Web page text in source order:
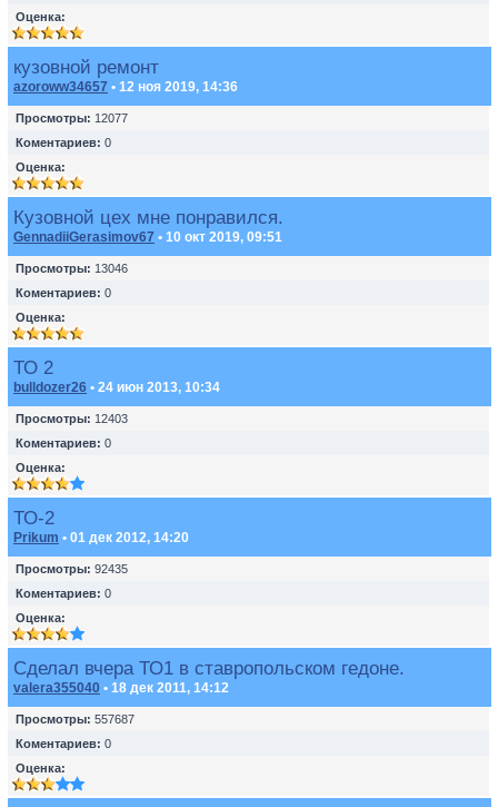
Оценка:
кузовной ремонт
azoroww34657 • 12 ноя 2019, 14:36
Просмотры: 12077
Коментариев: 0
Оценка:
Кузовной цех мне понравился.
GennadiiGerasimov67 • 10 окт 2019, 09:51
Просмотры: 13046
Коментариев: 0
Оценка:
ТО 2
bulldozer26 • 24 июн 2013, 10:34
Просмотры: 12403
Коментариев: 0
Оценка:
ТО-2
Prikum • 01 дек 2012, 14:20
Просмотры: 92435
Коментариев: 0
Оценка:
Сделал вчера ТО1 в ставропольском гедоне.
valera355040 • 18 дек 2011, 14:12
Просмотры: 557687
Коментариев: 0
Оценка: